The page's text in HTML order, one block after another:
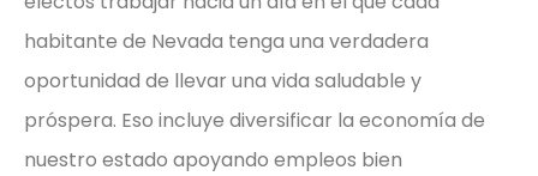
habitante de Nevada tenga una verdadera
oportunidad de llevar una vida saludable y
próspera. Eso incluye diversificar la economía de
nuestro estado apoyando empleos bien